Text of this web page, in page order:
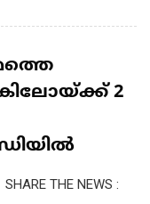
2
SHARE THE NEWS :